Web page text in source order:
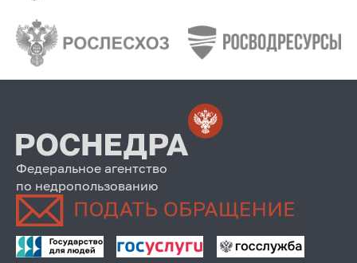
Федеральное агентство
по недропользованию